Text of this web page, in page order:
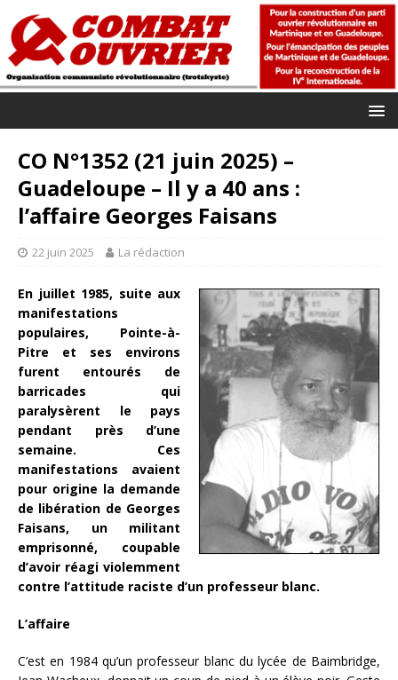
CO N°1352 (21 juin 2025) –
Guadeloupe – Il y a 40 ans :
l’affaire Georges Faisans
22 juin 2025 La rédaction
En juillet 1985, suite aux
manifestations
populaires, Pointe-à-
Pitre et ses environs
furent entourés de
barricades qui
paralysèrent le pays
pendant près d’une
semaine. Ces
manifestations avaient
pour origine la demande
de libération de Georges
Faisans, un militant
emprisonné, coupable
d’avoir réagi violemment
contre l’attitude raciste d’un professeur blanc.
L’affaire
C’est en 1984 qu’un professeur blanc du lycée de Baimbridge,